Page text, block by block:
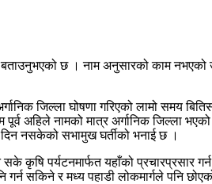
बताउनुभएको छ । नाम अनुसारको काम
जिल्ला घोषणा गरिएको लामो समय
अहिले नामको मात्र अर्गानिक जिल्ला
दिन नसकेको सभामुख घर्तीको भनाई छ ।
कृषि पर्यटनमार्फत यहाँको प्रचारप्रसार
सकिने र मध्य पहाडी लोकमार्गले पनि